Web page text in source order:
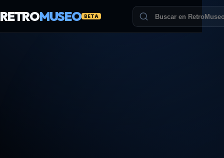
RETROMUSEO BETA